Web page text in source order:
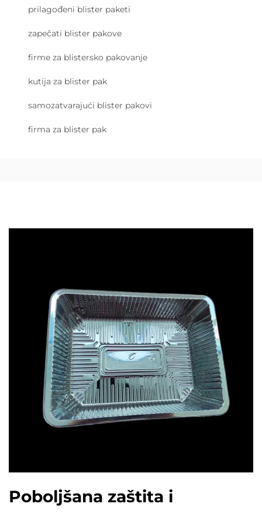
prilagođeni blister paketi
zapečati blister pakove
firme za blistersko pakovanje
kutija za blister pak
samozatvarajući blister pakovi
firma za blister pak
Poboljšana zaštita i